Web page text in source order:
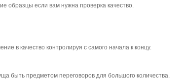
образцы если вам нужна проверка качество.
в качество контролируя с самого начала к концу.
быть предметом переговоров для большого количества.